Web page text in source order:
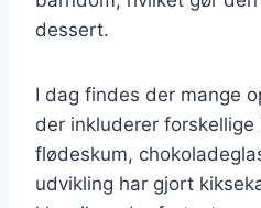
dessert.
I dag findes der mange
der inkluderer forskellige
flødeskum,
udvikling har gjort